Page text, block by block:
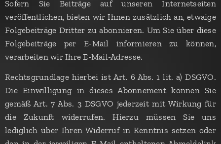
Sofern Sie Beiträge auf unseren Internetseiten
veröffentlichen, bieten wir Ihnen zusätzlich an, etwaige
Folgebeiträge Dritter zu abonnieren. Um Sie über diese
Folgebeiträge per E-Mail informieren zu können,
verarbeiten wir Ihre E-Mail-Adresse.
Rechtsgrundlage hierbei ist Art. 6 Abs. 1 lit. a) DSGVO.
Die Einwilligung in dieses Abonnement können Sie
gemäß Art. 7 Abs. 3 DSGVO jederzeit mit Wirkung für
die Zukunft widerrufen. Hierzu müssen Sie uns
lediglich über Ihren Widerruf in Kenntnis setzen oder